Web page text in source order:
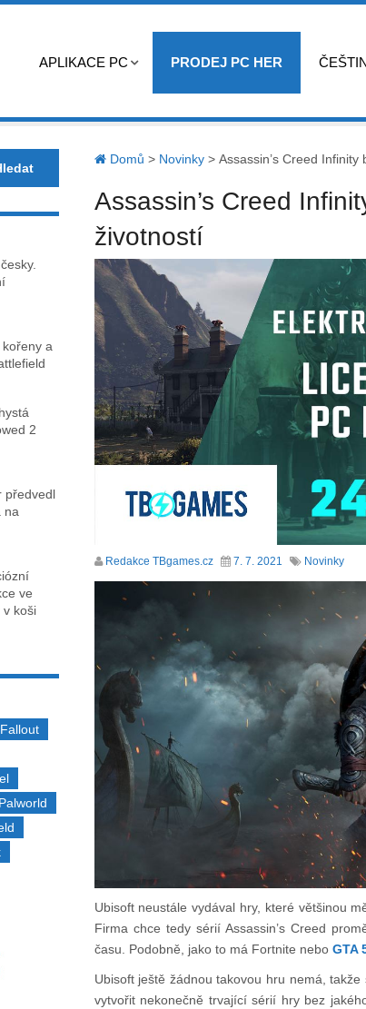
APLIKACE PC PRODEJ PC HER
Domů > Novinky> Assassin’s Creed
Assassin’s Creed
životností
Redakce TBgames.cz 7. 7. 2021 Novinky
Ubisoft neustále vydával hry, které většinou
Firma chce tedy sérií Assassin’s Creed
času. Podobně, jako to má Fortnite nebo GTA
Ubisoft ještě žádnou takovou hru nemá,
vytvořit nekonečně trvající sérií hry bez
a
2
předvedl
na
ve
v koši
Fallout
Palworld